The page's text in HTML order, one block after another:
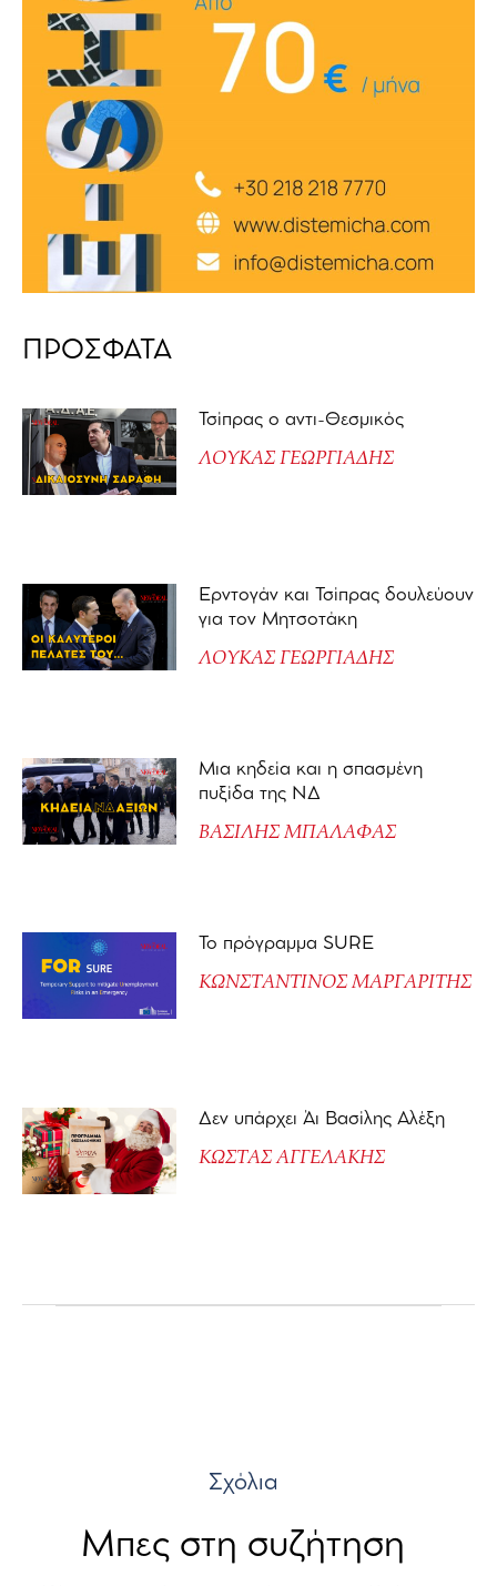
ΠΡΟΣΦΑΤΑ
Τσίπρας ο αντι-Θεσμικός
ΛΟΥΚΑΣ ΓΕΩΡΓΙΑΔΗΣ
Ερντογάν και Τσίπρας δουλεύουν
για τον Μητσοτάκη
ΛΟΥΚΑΣ ΓΕΩΡΓΙΑΔΗΣ
Μια κηδεία και η σπασμένη
πυξίδα της ΝΔ
ΒΑΣΙΛΗΣ ΜΠΑΛΑΦΑΣ
Το πρόγραμμα SURE
ΚΩΝΣΤΑΝΤΙΝΟΣ ΜΑΡΓΑΡΙΤΗΣ
Δεν υπάρχει Άι Βασίλης Αλέξη
ΚΩΣΤΑΣ ΑΓΓΕΛΑΚΗΣ
Σχόλια
Μπες στη συζήτηση